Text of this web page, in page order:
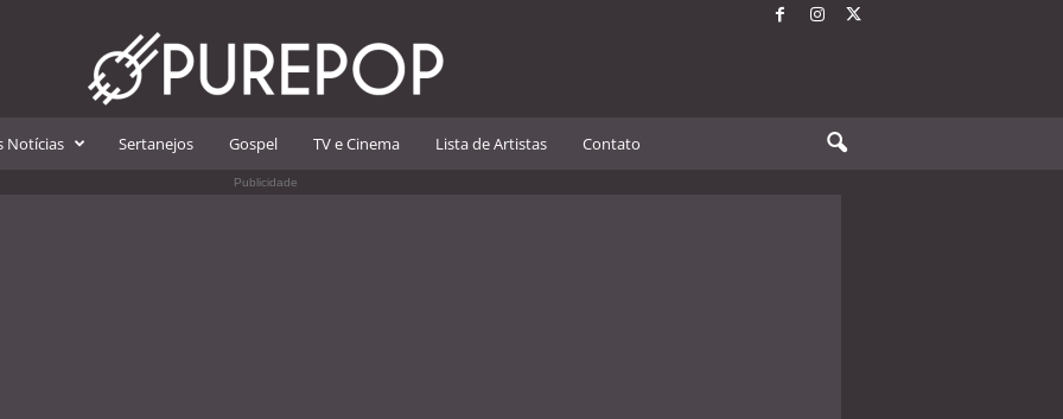
Notícias Sertanejos Gospel TV e Cinema Lista de Artistas Contato
Publicidade